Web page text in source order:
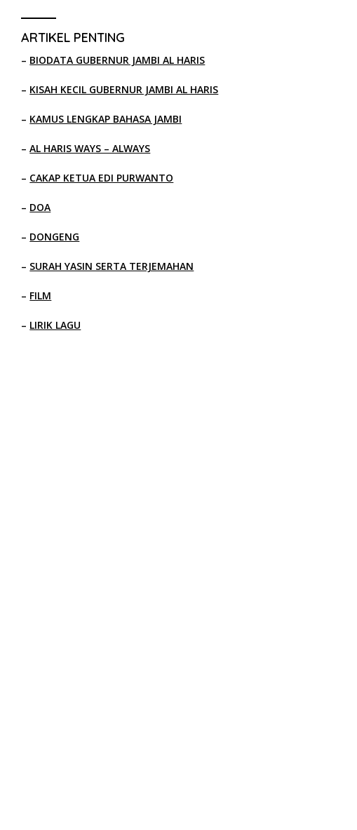
ARTIKEL PENTING
– BIODATA GUBERNUR JAMBI AL HARIS
– KISAH KECIL GUBERNUR JAMBI AL HARIS
– KAMUS LENGKAP BAHASA JAMBI
–AL HARIS WAYS – ALWAYS
– CAKAP KETUA EDI PURWANTO
– DOA
– DONGENG
– SURAH YASIN SERTA TERJEMAHAN
– FILM
– LIRIK LAGU